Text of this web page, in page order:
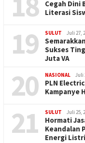
Cegah Dini
Literasi
19 SULUT Juli 27,
Sukses
Juta VA
20 NASIONAL Juli
PLN
Kampanye
21 SULUT Juli 25,
Hormati
Keandalan
Energi